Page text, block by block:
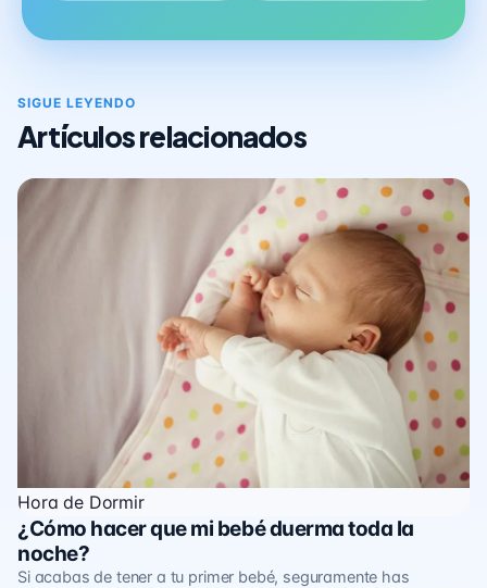
SIGUE LEYENDO
Artículos relacionados
Hora de Dormir
¿Cómo hacer que mi bebé duerma toda la
noche?
Si acabas de tener a tu primer bebé, seguramente has